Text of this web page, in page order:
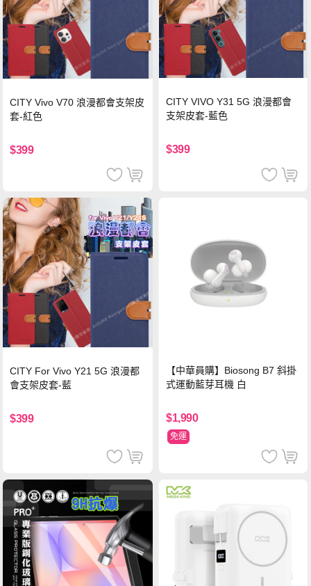
CITY Vivo V70 浪漫都會支架皮
套-紅色
$399
CITY VIVO Y31 5G 浪漫都會
支架皮套-藍色
$399
CITY For Vivo Y21 5G 浪漫都
會支架皮套-藍
$399
【中華員購】Biosong B7 斜掛
式運動藍芽耳機 白
$1,990
免運